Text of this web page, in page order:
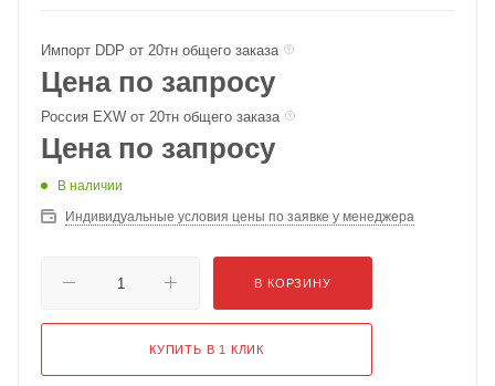
Импорт DDP от 20тн общего заказа
Цена по запросу
Россия EXW от 20тн общего заказа
Цена по запросу
В наличии
Индивидуальные условия цены по заявке у менеджера
В КОРЗИНУ
КУПИТЬ В 1 КЛИК